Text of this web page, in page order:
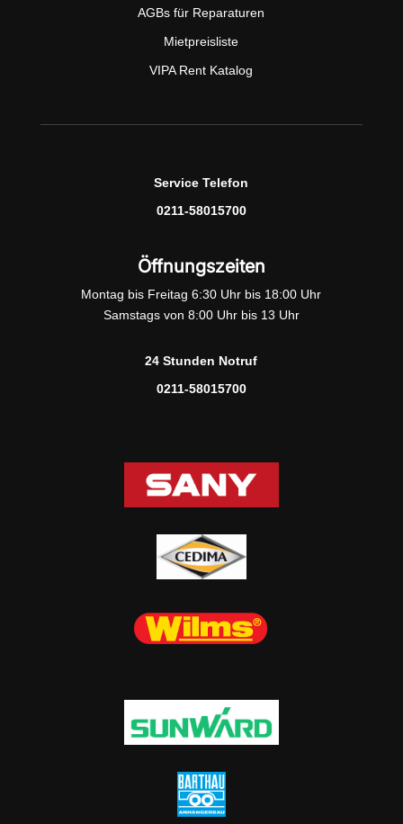
AGBs für Reparaturen
Mietpreisliste
VIPA Rent Katalog
Service Telefon
0211-58015700
Öffnungszeiten
Montag bis Freitag 6:30 Uhr bis 18:00 Uhr
Samstags von 8:00 Uhr bis 13 Uhr
24 Stunden Notruf
0211-58015700